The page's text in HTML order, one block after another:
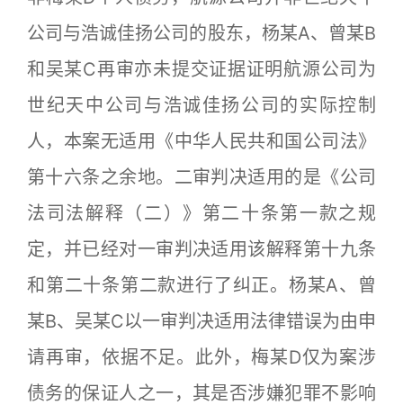
公司与浩诚佳扬公司的股东，杨某A、曾某B
和吴某C再审亦未提交证据证明航源公司为
世纪天中公司与浩诚佳扬公司的实际控制
人，本案无适用《中华人民共和国公司法》
第十六条之余地。二审判决适用的是《公司
法司法解释（二）》第二十条第一款之规
定，并已经对一审判决适用该解释第十九条
和第二十条第二款进行了纠正。杨某A、曾
某B、吴某C以一审判决适用法律错误为由申
请再审，依据不足。此外，梅某D仅为案涉
债务的保证人之一，其是否涉嫌犯罪不影响